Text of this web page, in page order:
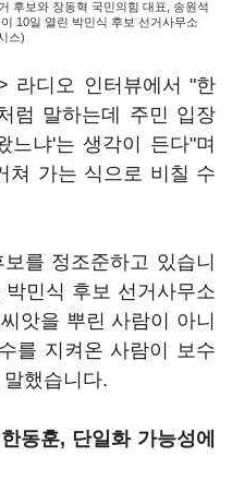
후보와 장동혁 국민의힘 대표, 송원석
10일 열린 박민식 후보 선거사무소
스)
라디오 인터뷰에서 "한
럼 말하는데 주민 입장
느냐'는 생각이 든다"며
쳐 가는 식으로 비칠 수
를 정조준하고 있습니
민식 후보 선거사무소
앗을 뿌린 사람이 아니
를 지켜온 사람이 보수
했습니다.
동훈, 단일화 가능성에